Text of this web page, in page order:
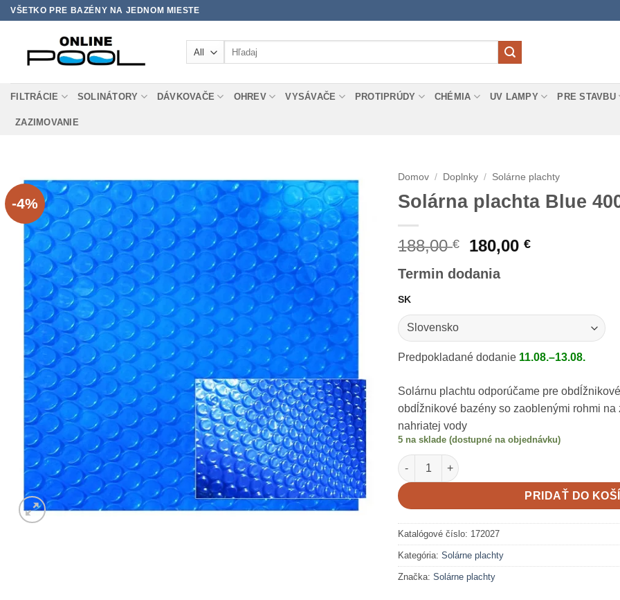
SkipVŠETKO PRE BAZÉNY NA JEDNOM MIESTE
FILTRÁCIE SOLINÁTORY DÁVKOVAČE OHREV VYSÁVAČE PROTIPRÚDY CHÉMIA UV LAMPY PRE STAVBU
ZAZIMOVANIE
-4%
Domov / Doplnky / Solárne plachty
Solárna plachta Blue
188,00€
Pôvodná
bola:
180,00€Aktuálna
Termin dodania
SK
Predpokladané dodanie 11.08.–13.08.
Solárnu plachtu odporúčame pre
obdĺžnikové bazény so zaoblenými rohmi
nahriatej vody
5 na sklade (dostupné na objednávku)
množstvo Solárna plachta Blue 400mic 3,5 x
PRIDAŤ DO
Katalógové číslo: 172027
Kategória: Solárne plachty
Značka: Solárne plachty